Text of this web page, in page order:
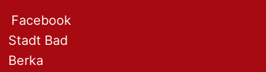
Facebook
Stadt Bad
Berka